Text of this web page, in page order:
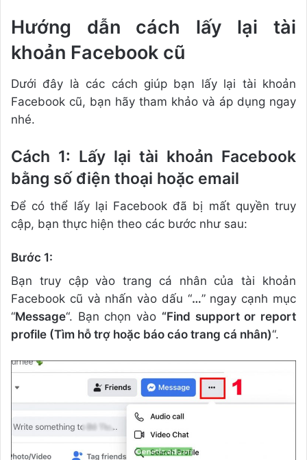
Hướng dẫn cách lấy lại tài
khoản Facebook cũ
Dưới đây là các cách giúp bạn lấy lại tài khoản
Facebook cũ, bạn hãy tham khảo và áp dụng ngay
nhé.
Cách 1: Lấy lại tài khoản Facebook
bằng số điện thoại hoặc email
Để có thể lấy lại Facebook đã bị mất quyền truy
cập, bạn thực hiện theo các bước như sau:
Bước 1:
Bạn truy cập vào trang cá nhân của tài khoản
Facebook cũ và nhấn vào dấu “…” ngay cạnh mục
“Message“. Bạn chọn vào “Find support or report
profile (Tìm hỗ trợ hoặc báo cáo trang cá nhân)“.